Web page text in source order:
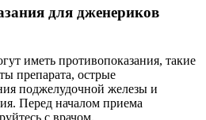
для дженериков
иметь противопоказания, такие
препарата, острые
поджелудочной железы и
Перед началом приема
с врачом.